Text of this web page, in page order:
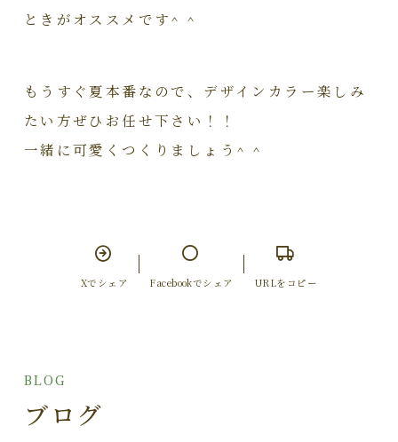
ときがオススメです^ ^
もうすぐ夏本番なので、デザインカラー楽しみ
たい方ぜひお任せ下さい！！
一緒に可愛くつくりましょう^ ^
Xでシェア Facebookでシェア URLをコピー
BLOG
ブログ